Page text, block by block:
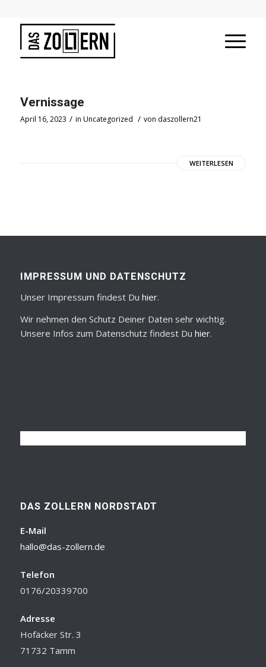
Vernissage
April 16, 2023 / in Uncategorized / von daszollern21
WEITERLESEN
IMPRESSUM UND DATENSCHUTZ
Unser Impressum findest Du hier.
Wir nehmen den Schutz Deiner Daten sehr wichtig.
Unsere Infos zum Datenschutz findest Du hier.
DAS ZOLLERN NORDSTADT
E-Mail
hallo@das-zollern.de
Telefon
0176/20339700
Adresse
Hofäcker Str. 3
71732 Tamm